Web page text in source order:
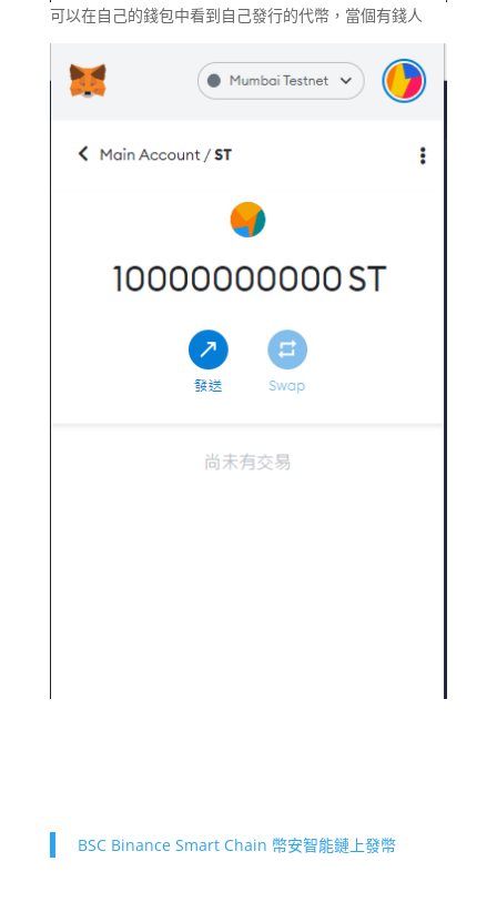
可以在自己的錢包中看到自己發行的代幣，當個有錢人
BSC Binance Smart Chain 幣安智能鏈上發幣